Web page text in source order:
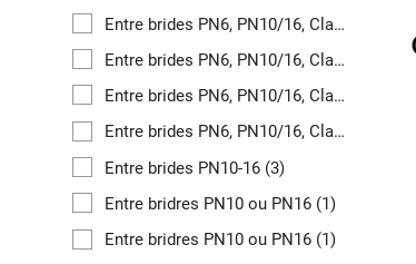
Entre brides PN6, PN10/16, Class 150 et JIS10K*
Entre brides PN6, PN10/16, Class 150 et JIS10K*
Entre brides PN6, PN10/16, Class 150 et JIS10K*
Entre brides PN6, PN10/16, Class 150 et JIS10K*
Entre brides PN10-16 (3)
Entre bridres PN10 ou PN16 (1)
Entre bridres PN10 ou PN16 (1)